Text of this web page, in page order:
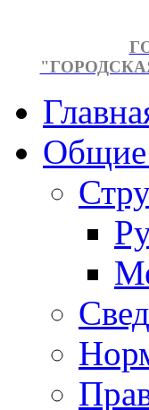
Общие